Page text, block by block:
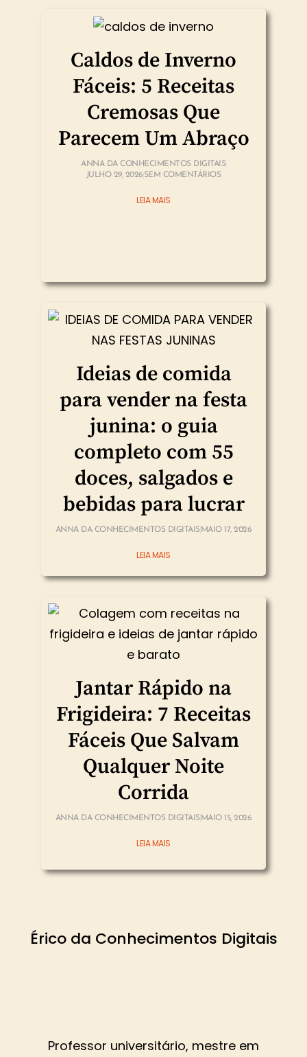
Caldos de Inverno
Fáceis: 5 Receitas
Cremosas Que
Parecem Um Abraço
ANNA DA CONHECIMENTOS DIGITAIS
JULHO 29, 2026 SEM COMENTÁRIOS
LEIA MAIS
Ideias de comida
para vender na festa
junina: o guia
completo com 55
doces, salgados e
bebidas para lucrar
ANNA DA CONHECIMENTOS DIGITAIS MAIO 17, 2026
LEIA MAIS
Jantar Rápido na
Frigideira: 7 Receitas
Fáceis Que Salvam
Qualquer Noite
Corrida
ANNA DA CONHECIMENTOS DIGITAIS MAIO 15, 2026
LEIA MAIS
Érico da Conhecimentos Digitais
Professor universitário, mestre em